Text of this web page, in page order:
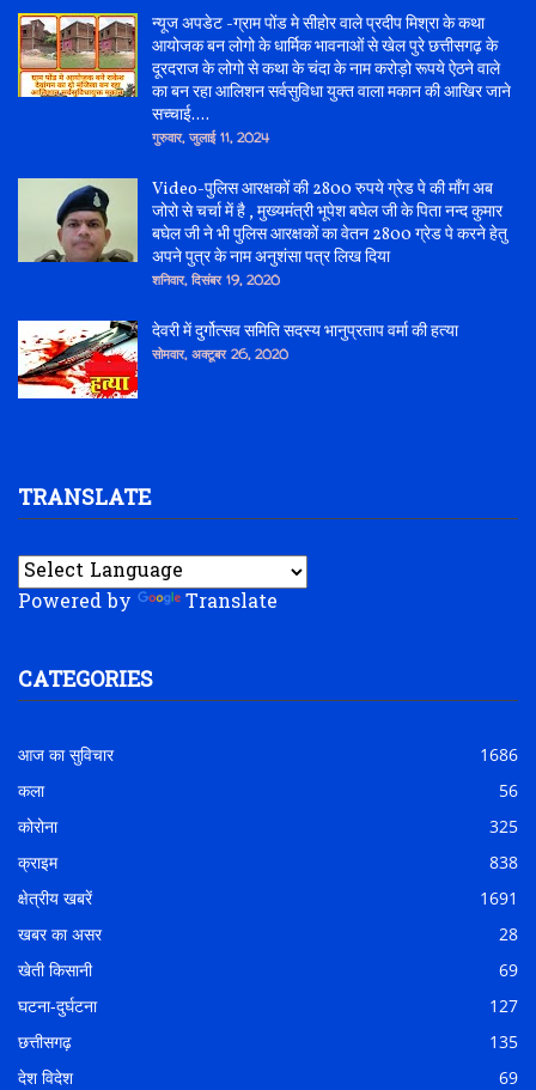
न्यूज अपडेट -ग्राम पोंड मे सीहोर वाले प्रदीप मिश्रा के कथा
आयोजक बन लोगो के धार्मिक भावनाओं से खेल पुरे छत्तीसगढ़ के
दूरदराज के लोगो से कथा के चंदा के नाम करोड़ो रूपये ऐठने वाले
का बन रहा आलिशन सर्वसुविधा युक्त वाला मकान की आखिर जाने
सच्चाई....
गुरुवार, जुलाई 11, 2024
Video-पुलिस आरक्षकों की 2800 रुपये ग्रेड पे की माँग अब
जोरो से चर्चा में है , मुख्यमंत्री भूपेश बघेल जी के पिता नन्द कुमार
बघेल जी ने भी पुलिस आरक्षकों का वेतन 2800 ग्रेड पे करने हेतु
अपने पुत्र के नाम अनुशंसा पत्र लिख दिया
शनिवार, दिसंबर 19, 2020
देवरी में दुर्गोत्सव समिति सदस्य भानुप्रताप वर्मा की हत्या
सोमवार, अक्टूबर 26, 2020
TRANSLATE
Powered by Translate
CATEGORIES
आज का सुविचार
1686
कला
56
कोरोना
325
क्राइम
838
क्षेत्रीय खबरें
1691
खबर का असर
28
खेती किसानी
69
घटना-दुर्घटना
127
छत्तीसगढ़
135
देश विदेश
69